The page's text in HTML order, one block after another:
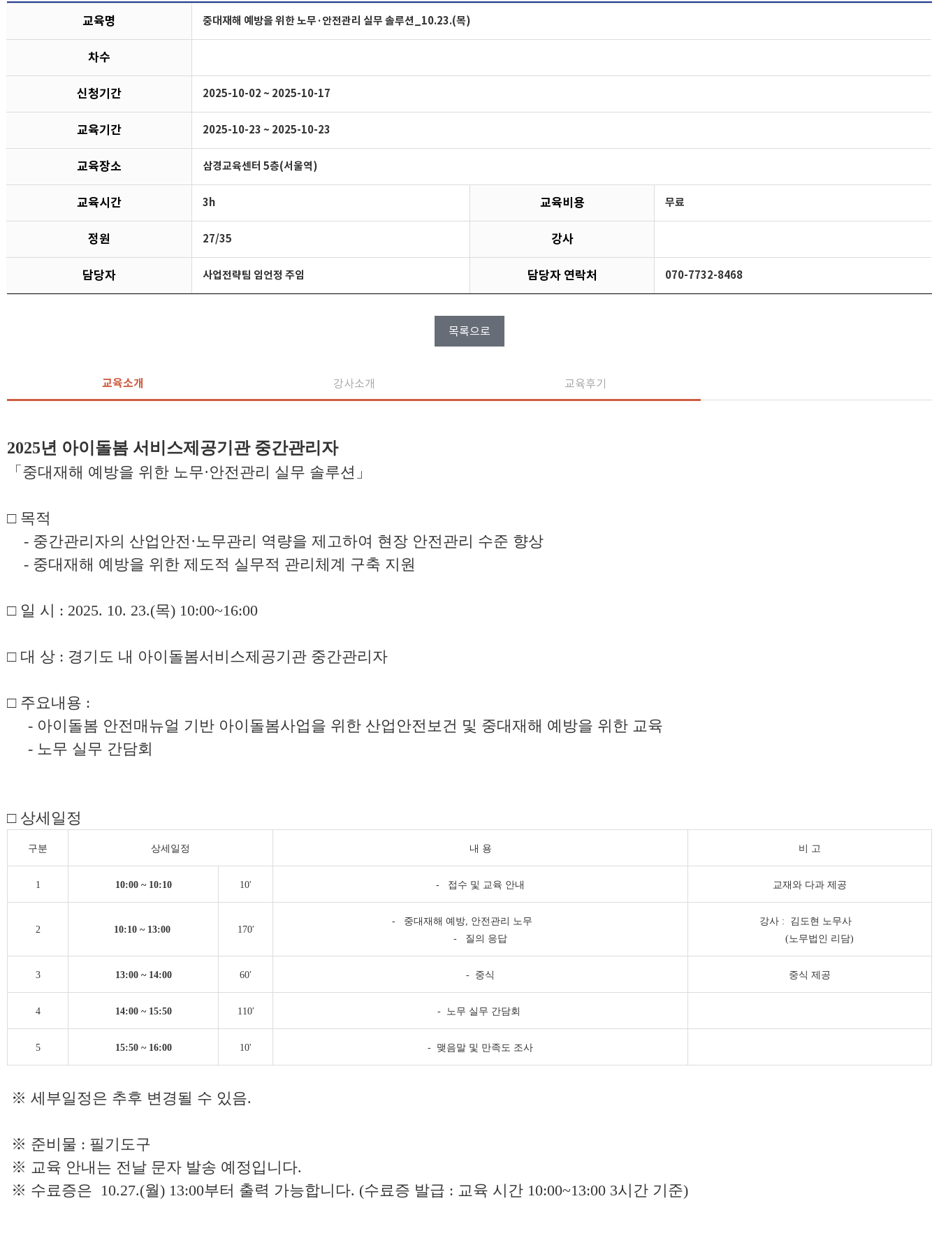
교육명 중대재해 예방을 위한 노무·안전관리 실무 솔루션_10.23.(목)
차수
신청기간 2025-10-02 ~ 2025-10-17
교육기간 2025-10-23 ~ 2025-10-23
교육장소 삼경교육센터 5층(서울역)
교육시간 3h 교육비용 무료
정원 27/35 강사
담당자 사업전략팀 임언정 주임 담당자 연락처 070-7732-8468
목록으로
교육소개 강사소개 교육후기
2025년 아이돌봄 서비스제공기관 중간관리자
「중대재해 예방을 위한 노무·안전관리 실무 솔루션」
□ 목적
- 중간관리자의 산업안전·노무관리 역량을 제고하여 현장 안전관리 수준 향상
- 중대재해 예방을 위한 제도적 실무적 관리체계 구축 지원
□ 일 시 : 2025. 10. 23.(목) 10:00~16:00
□ 대 상 : 경기도 내 아이돌봄서비스제공기관 중간관리자
□ 주요내용 :
- 아이돌봄 안전매뉴얼 기반 아이돌봄사업을 위한 산업안전보건 및 중대재해 예방을 위한 교육
- 노무 실무 간담회
□ 상세일정
구분 상세일정 내 용 비 고
1 10:00 ~ 10:10 10' - 접수 및 교육 안내 교재와 다과 제공
2 10:10 ~ 13:00 170′
- 중대재해 예방, 안전관리 노무
- 질의 응답
강사 : 김도현 노무사
(노무법인 리담)
3 13:00 ~ 14:00 60′ - 중식 중식 제공
4 14:00 ~ 15:50 110′ - 노무 실무 간담회
5 15:50 ~ 16:00 10' - 맺음말 및 만족도 조사
※ 세부일정은 추후 변경될 수 있음.
※ 준비물 : 필기도구
※ 교육 안내는 전날 문자 발송 예정입니다.
※ 수료증은 10.27.(월) 13:00부터 출력 가능합니다. (수료증 발급 : 교육 시간 10:00~13:00 3시간 기준)